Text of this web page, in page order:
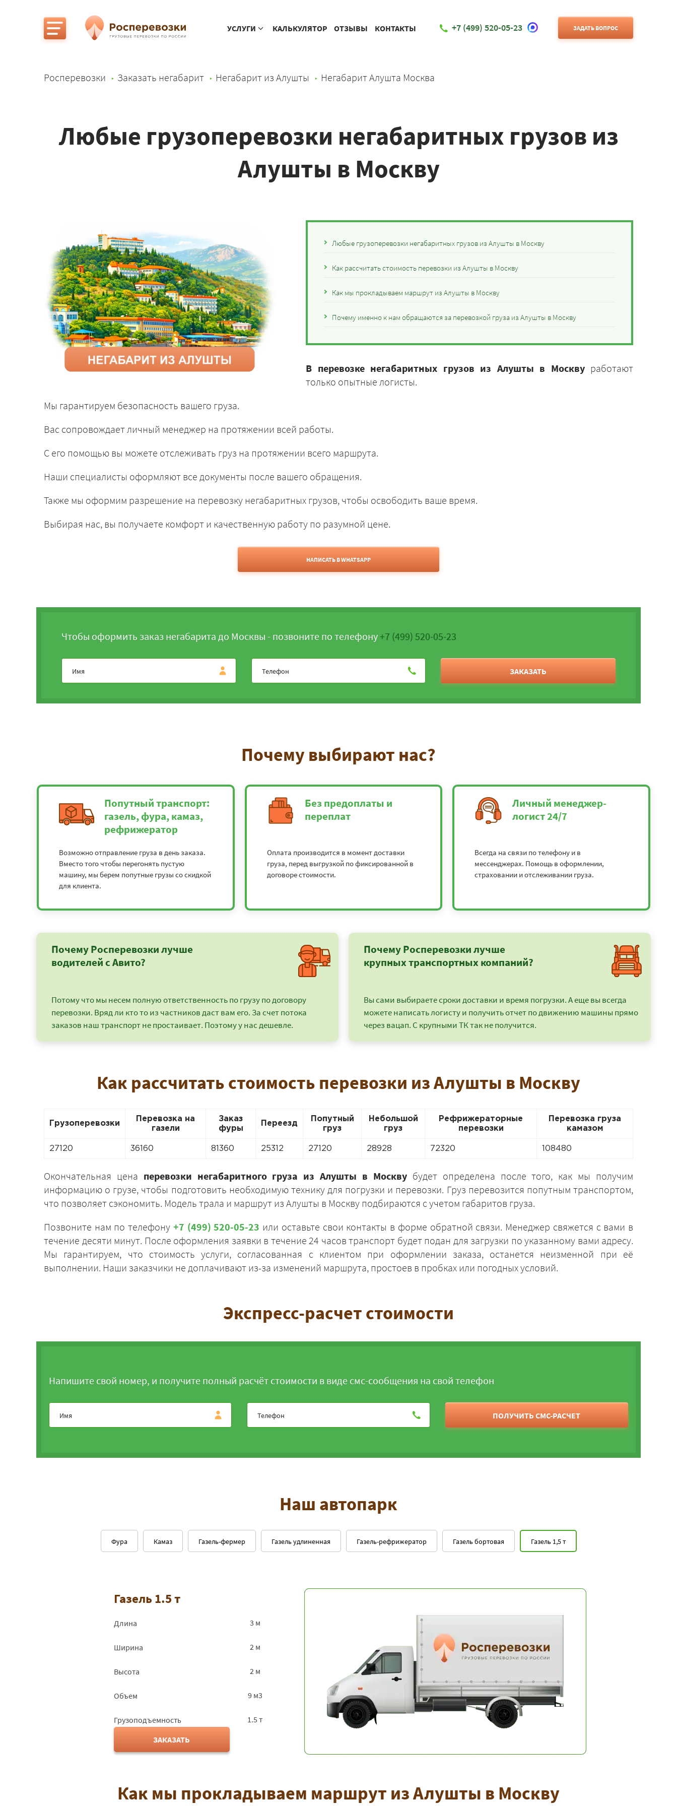
УСЛУГИ КАЛЬКУЛЯТОР ОТЗЫВЫ КОНТАКТЫ +7 (499) 520-05-23 ЗАДАТЬ ВОПРОС
Росперевозки Заказать негабарит Негабарит из Алушты Негабарит Алушта Москва
Любые грузоперевозки негабаритных грузов из
Алушты в Москву
Любые грузоперевозки негабаритных грузов из Алушты в Москву
Как рассчитать стоимость перевозки из Алушты в Москву
Как мы прокладываем маршрут из Алушты в Москву
Почему именно к нам обращаются за перевозкой груза из Алушты в Москву
В перевозке негабаритных грузов из Алушты в Москвуработают
только опытные логисты.
Мы гарантируем безопасность вашего груза.
Вас сопровождает личный менеджер на протяжении всей работы.
С его помощью вы можете отслеживать груз на протяжении всего маршрута.
Наши специалисты оформляют все документы после вашего обращения.
Также мы оформим разрешение на перевозку негабаритных грузов, чтобы освободить ваше время.
Выбирая нас, вы получаете комфорт и качественную работу по разумной цене.
НАПИСАТЬ В WHATSAPP
Чтобы оформить заказ негабарита до Москвы - позвоните по телефону+7 (499) 520-05-23
ЗАКАЗАТЬ
Почему выбирают нас?
Попутный транспорт:
газель, фура, камаз,
рефрижератор
Возможно отправление груза в день заказа.
Вместо того чтобы перегонять пустую
машину, мы берем попутные грузы со скидкой
для клиента.
Без предоплаты и
переплат
Оплата производится в момент доставки
груза, перед выгрузкой по фиксированной в
договоре стоимости.
Личный менеджер-
логист 24/7
Всегда на связи по телефону и в
мессенджерах. Помощь в оформлении,
страховании и отслеживании груза.
Почему Росперевозки лучше
водителей с Авито?
Потому что мы несем полную ответственность по грузу по договору
перевозки. Вряд ли кто то из частников даст вам его. За счет потока
заказов наш транспорт не простаивает. Поэтому у нас дешевле.
Почему Росперевозки лучше
крупных транспортных компаний?
Вы сами выбираете сроки доставки и время погрузки. А еще вы всегда
можете написать логисту и получить отчет по движению машины прямо
через вацап. С крупными ТК так не получится.
Как рассчитать стоимость перевозки из Алушты в Москву
Грузоперевозки
Перевозка на
газели
Заказ
фуры
Переезд
Попутный
груз
Небольшой
груз
Рефрижераторные
перевозки
Перевозка груза
камазом
27120 36160 81360 25312 27120 28928 72320 108480
Окончательная цена перевозки негабаритного груза из Алушты в Москвубудет определена после того, как мы получим
информацию о грузе, чтобы подготовить необходимую технику для погрузки и перевозки. Груз перевозится попутным транспортом,
что позволяет сэкономить. Модель трала и маршрут из Алушты в Москву подбираются с учетом габаритов груза.
Позвоните нам по телефону +7 (499) 520-05-23 или оставьте свои контакты в форме обратной связи. Менеджер свяжется с вами в
течение десяти минут. После оформления заявки в течение 24 часов транспорт будет подан для загрузки по указанному вами адресу.
Мы гарантируем, что стоимость услуги, согласованная с клиентом при оформлении заказа, останется неизменной при её
выполнении. Наши заказчики не доплачивают из-за изменений маршрута, простоев в пробках или погодных условий.
Экспресс-расчет стоимости
Напишите свой номер, и получите полный расчёт стоимости в виде смс-сообщения на свой телефон
ПОЛУЧИТЬ СМС-РАСЧЕТ
Наш автопарк
Газель 1,5 т
Газель удлиненная Газель бортовая
Газель-рефрижератор
Газель-фермер
Камаз
Фура
Газель 1.5 т
Длина 3 м
Ширина 2 м
Высота 2 м
Объем 9 м3
Грузоподъемность
1.5 т
ЗАКАЗАТЬ
Как мы прокладываем маршрут из Алушты в Москву
ЗАКАЗАТЬ